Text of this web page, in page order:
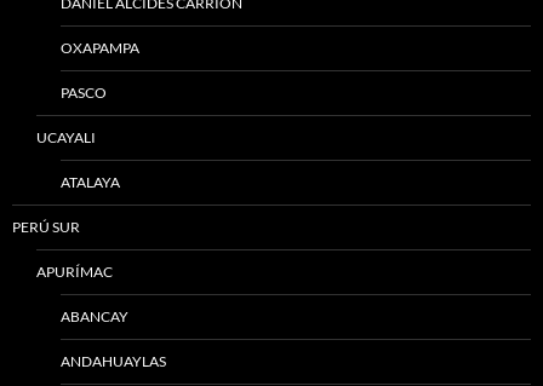
OXAPAMPA
PASCO
UCAYALI
ATALAYA
PERÚ SUR
APURÍMAC
ABANCAY
ANDAHUAYLAS